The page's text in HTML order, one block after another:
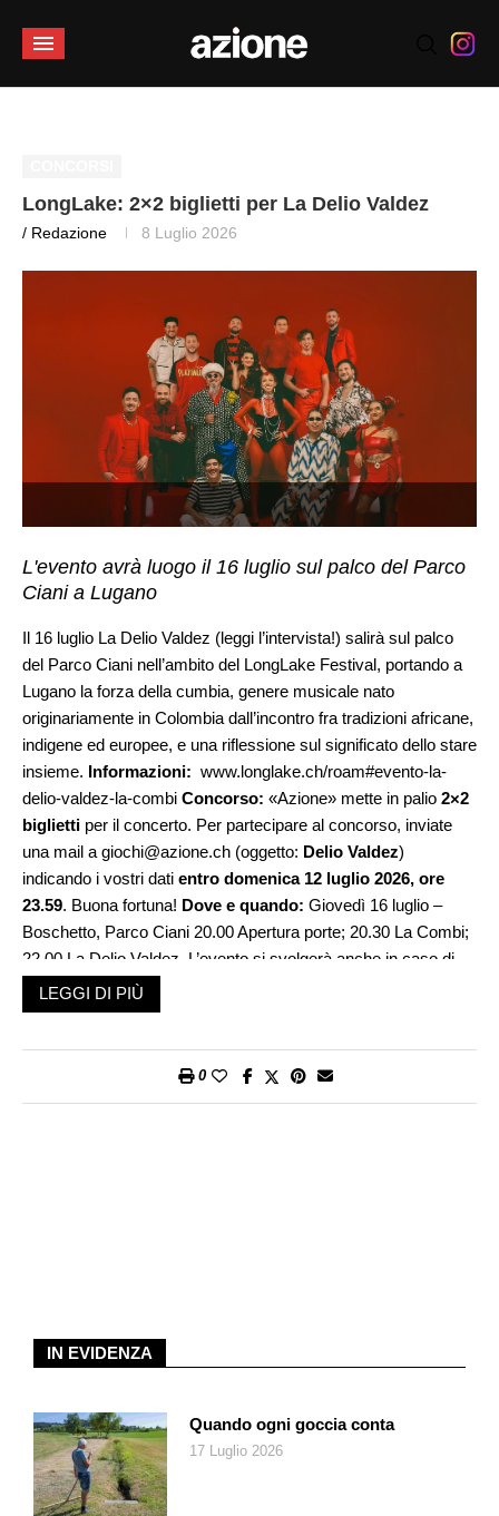
LongLake: 2×2 biglietti per La Delio Valdez
/ Redazione 8 Luglio 2026
L'evento avrà luogo il 16 luglio sul palco del Parco
Ciani a Lugano
Il 16 luglio La Delio Valdez (leggi l’intervista!) salirà sul palco
del Parco Ciani nell’ambito del LongLake Festival, portando a
Lugano la forza della cumbia, genere musicale nato
originariamente in Colombia dall’incontro fra tradizioni africane,
indigene ed europee, e una riflessione sul significato dello stare
insieme. Informazioni: www.longlake.ch/roam#evento-la-
delio-valdez-la-combi Concorso: «Azione» mette in palio 2×2
biglietti per il concerto. Per partecipare al concorso, inviate
una mail a giochi@azione.ch (oggetto: Delio Valdez)
indicando i vostri dati entro domenica 12 luglio 2026, ore
23.59. Buona fortuna! Dove e quando: Giovedì 16 luglio –
Boschetto, Parco Ciani 20.00 Apertura porte; 20.30 La Combi;
22.00 La Delio Valdez. L’evento si svolgerà anche in caso di
pioggiaProgramma completo di LongLake:
LEGGI DI PIÙ
0
IN EVIDENZA
Quando ogni goccia conta
17 Luglio 2026